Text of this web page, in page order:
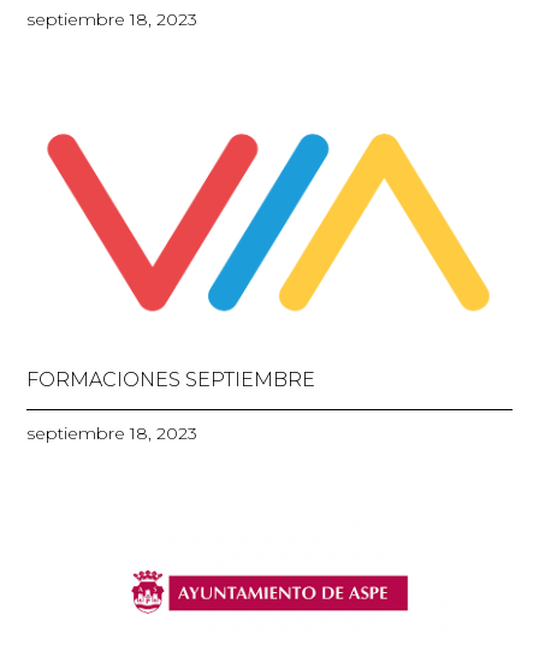
septiembre 18, 2023
FORMACIONES SEPTIEMBRE
septiembre 18, 2023